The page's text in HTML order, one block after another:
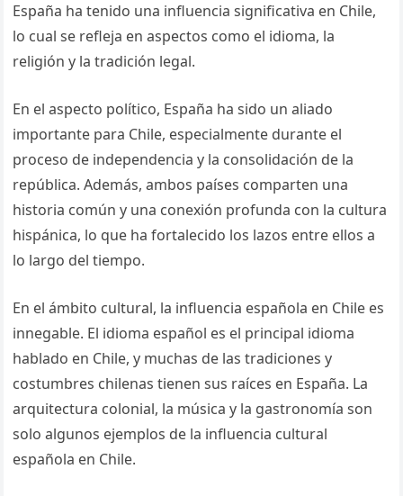
España ha tenido una influencia significativa en Chile,
lo cual se refleja en aspectos como el idioma, la
religión y la tradición legal.
En el aspecto político, España ha sido un aliado
importante para Chile, especialmente durante el
proceso de independencia y la consolidación de la
república. Además, ambos países comparten una
historia común y una conexión profunda con la cultura
hispánica, lo que ha fortalecido los lazos entre ellos a
lo largo del tiempo.
En el ámbito cultural, la influencia española en Chile es
innegable. El idioma español es el principal idioma
hablado en Chile, y muchas de las tradiciones y
costumbres chilenas tienen sus raíces en España. La
arquitectura colonial, la música y la gastronomía son
solo algunos ejemplos de la influencia cultural
española en Chile.